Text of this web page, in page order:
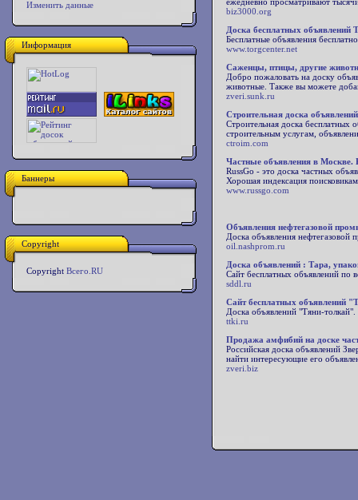
Изменить данные
Информация
Баннеры
Copyright
Copyright Всего.RU
biz3000.org
Доска бесплатных объявлений
Бесплатные объявления
www.torgcenter.net
Саженцы, птицы, другие
Добро пожаловать на доску
животные. Также вы можете
zveri.sunk.ru
Строительная доска
Строительная доска бесплатных
строительным услугам,
ctroim.com
Частные объявления в Москве.
RussGo - это доска частных
Хорошая индексация
www.russgo.com
Объявления нефтегазовой
Доска объявления нефтегазовой
oil.nashprom.ru
Доска объявлений : Тара,
Сайт бесплатных объявлений по
sddl.ru
Сайт бесплатных объявлений
Доска объявлений "Тяни-
ttki.ru
Продажа амфибий на доске
Российская доска объявлений
найти интересующие его
zveri.biz